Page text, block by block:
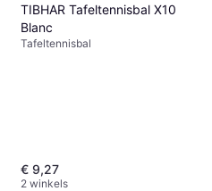
TIBHAR Tafeltennisbal X10
Blanc
Tafeltennisbal
€ 9,27
2 winkels